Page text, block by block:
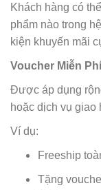
Khách hàng có
phẩm nào trong
kiện khuyến mãi
Voucher Miễn
Được áp dụng
hoặc dịch vụ giao
Ví dụ:
Freeship
Tặng